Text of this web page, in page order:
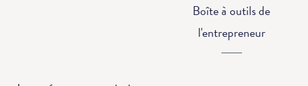
Boîte à outils de
l'entrepreneur